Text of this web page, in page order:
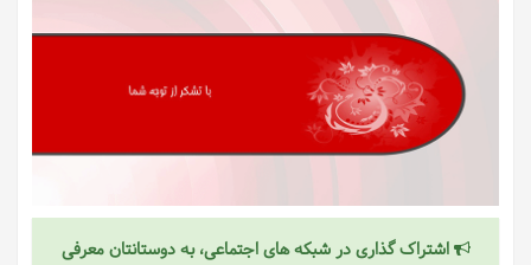
اشتراک گذاری در شبکه های اجتماعی، به دوستانتان معرفی